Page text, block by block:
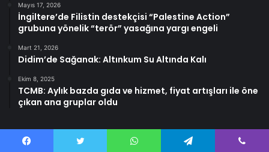
Mayıs 17, 2026
İngiltere’de Filistin destekçisi “Palestine Action”
grubuna yönelik “terör” yasağına yargı engeli
Mart 21, 2026
Didim’de Sağanak: Altınkum Su Altında Kalı
Ekim 8, 2025
TCMB: Aylık bazda gıda ve hizmet, fiyat artışları ile öne
çıkan ana gruplar oldu